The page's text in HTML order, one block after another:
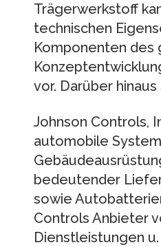
Trägerwerkstoff
technischen
Komponenten des
vor. Darüber
Johnson Controls,
automobile
bedeutender
sowie
Controls Anbieter
Dienstleistungen